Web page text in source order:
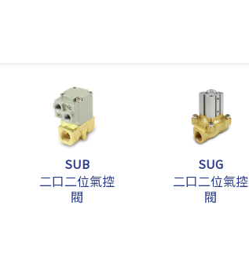
SUB
二口二位氣控
閥
SUG
二口二位氣控
閥